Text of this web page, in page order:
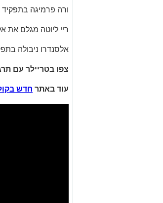
ורה פרמיגה בתפקיד
ריי ליוטה מגלם את
אלסנדרו ניבולה
צפו בטריילר עם
עוד באתר חדש